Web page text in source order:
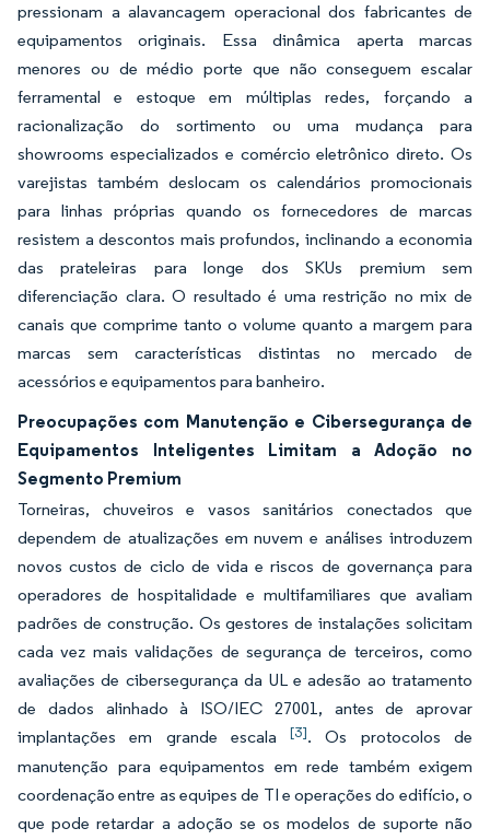
pressionam a alavancagem operacional dos fabricantes de
equipamentos originais. Essa dinâmica aperta marcas
menores ou de médio porte que não conseguem escalar
ferramental e estoque em múltiplas redes, forçando a
racionalização do sortimento ou uma mudança para
showrooms especializados e comércio eletrônico direto. Os
varejistas também deslocam os calendários promocionais
para linhas próprias quando os fornecedores de marcas
resistem a descontos mais profundos, inclinando a economia
das prateleiras para longe dos SKUs premium sem
diferenciação clara. O resultado é uma restrição no mix de
canais que comprime tanto o volume quanto a margem para
marcas sem características distintas no mercado de
acessórios e equipamentos para banheiro.
Preocupações com Manutenção e Cibersegurança de
Equipamentos Inteligentes Limitam a Adoção no
Segmento Premium
Torneiras, chuveiros e vasos sanitários conectados que
dependem de atualizações em nuvem e análises introduzem
novos custos de ciclo de vida e riscos de governança para
operadores de hospitalidade e multifamiliares que avaliam
padrões de construção. Os gestores de instalações solicitam
cada vez mais validações de segurança de terceiros, como
avaliações de cibersegurança da UL e adesão ao tratamento
de dados alinhado à ISO/IEC 27001, antes de aprovar
implantações em grande escala[3]. Os protocolos de
manutenção para equipamentos em rede também exigem
coordenação entre as equipes de TI e operações do edifício, o
que pode retardar a adoção se os modelos de suporte não